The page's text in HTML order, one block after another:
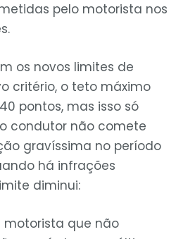
pelo motorista nos
os novos limites de
critério, o teto máximo
pontos, mas isso só
condutor não comete
gravíssima no período
há infrações
diminui:
motorista que não